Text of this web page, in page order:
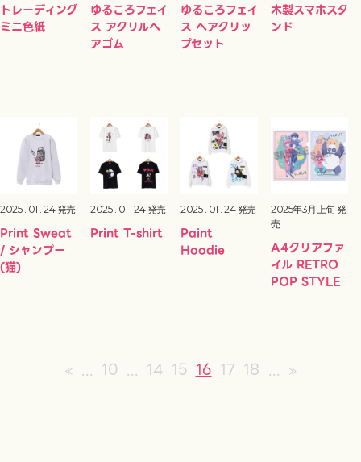
トレーディング
ミニ色紙
ゆるころフェイ
ス アクリルヘ
アゴム
ゆるころフェイ
ス ヘアクリッ
プセット
木製スマホスタ
ンド
2025 . 01 . 24 発売
Print Sweat
/ シャンプー
(猫)
2025 . 01 . 24 発売
Print T-shirt
2025 . 01 . 24 発売
Paint
Hoodie
2025年3月上旬 発
売
A4クリアファ
イル RETRO
POP STYLE
« ... 10 ... 14 15 16 17 18 ... »